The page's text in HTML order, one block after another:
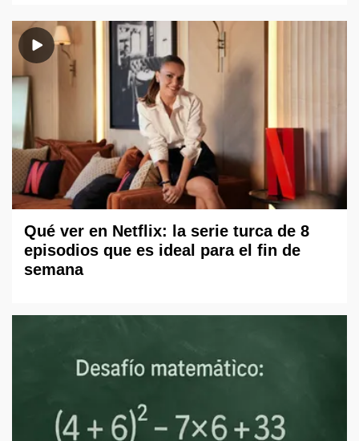
Qué ver en Netflix: la serie turca de 8
episodios que es ideal para el fin de
semana